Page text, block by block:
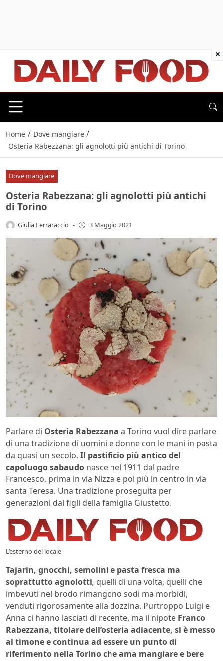
Home / Dove mangiare /
Osteria Rabezzana: gli agnolotti più antichi di Torino
Dove mangiare
Osteria Rabezzana: gli agnolotti più antichi
di Torino
Giulia Ferraraccio - 3 Maggio 2021
Parlare di Osteria Rabezzana a Torino vuol dire parlare
di una tradizione di uomini e donne con le mani in pasta
da quasi un secolo. Il pastificio più antico del
capoluogo sabaudo nasce nel 1911 dal padre
Francesco, prima in via Nizza e poi più in centro in via
santa Teresa. Una tradizione proseguita per
generazioni dai figli della famiglia Giustetto.
L’esterno del locale
Tajarin, gnocchi, semolini e pasta fresca ma
soprattutto agnolotti, quelli di una volta, quelli che
imbevuti nel brodo rimangono sodi ma morbidi,
venduti rigorosamente alla dozzina. Purtroppo Luigi e
Anna ci hanno lasciati di recente, ma il nipote Franco
Rabezzana, titolare dell’osteria adiacente, si è messo
al timone e continua ad essere un punto di
riferimento nella Torino che ama mangiare e bere
×